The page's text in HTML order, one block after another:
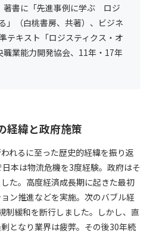
著書に「先進事例に学ぶ ロジ
」（白桃書房、共著）、ビジネ
テキスト「ロジスティクス・オ
業能力開発協会、11年・17年
経緯と政府施策
れるに至った歴史的経緯を振り返
本は物流危機を3度経験。政府はそ
た。高度経済成長期に起きた最初
ン推進などを実施。次のバブル経
制緩和を断行しました。しかし、直
となり業界は疲弊。その後30年続